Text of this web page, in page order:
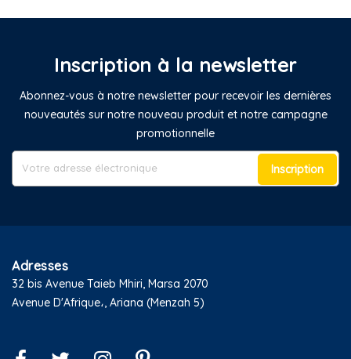
Inscription à la newsletter
Abonnez-vous à notre newsletter pour recevoir les dernières
nouveautés sur notre nouveau produit et notre campagne
promotionnelle
Inscription
Adresses
32 bis Avenue Taieb Mhiri, Marsa 2070
Avenue D'Afrique،, Ariana (Menzah 5)